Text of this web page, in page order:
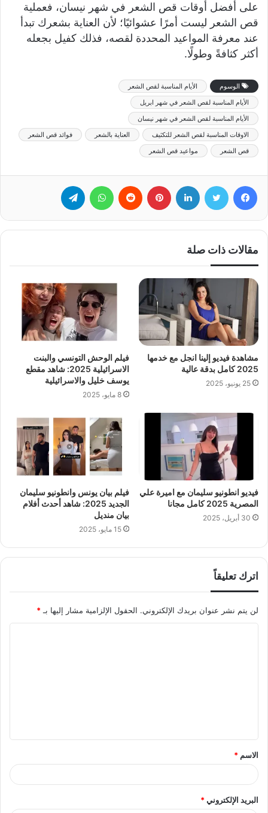
على أفضل أوقات قص الشعر في شهر نيسان، فعملية
قص الشعر ليست أمرًا عشوائيًا؛ لأن العناية بشعرك تبدأ
عند معرفة المواعيد المحددة لقصه، فذلك كفيل بجعله
أكثر كثافةً وطولًا.
الوسوم
الأيام المناسبة لقص الشعر
الأيام المناسبة لقص الشعر في شهر ابريل
الأيام المناسبة لقص الشعر في شهر نيسان
الاوقات المناسبة لقص الشعر للتكثيف
العناية بالشعر
فوائد قص الشعر
قص الشعر
مواعيد قص الشعر
مقالات ذات صلة
مشاهدة فيديو إلينا انجل مع خدمها
2025 كامل بدقة عالية
25 يونيو، 2025
فيلم الوحش التونسي والبنت
الاسرائيلية 2025: شاهد مقطع
يوسف خليل والاسرائيلية
8 مايو، 2025
فيديو انطونيو سليمان مع اميرة علي
المصرية 2025 كامل مجانا
30 أبريل، 2025
فيلم بيان يونس وانطونيو سليمان
الجديد 2025: شاهد أحدث أفلام
بيان منديل
15 مايو، 2025
اترك تعليقاً
لن يتم نشر عنوان بريدك الإلكتروني. الحقول الإلزامية مشار إليها بـ *
ق
*
الاسم *
البريد الإلكتروني*